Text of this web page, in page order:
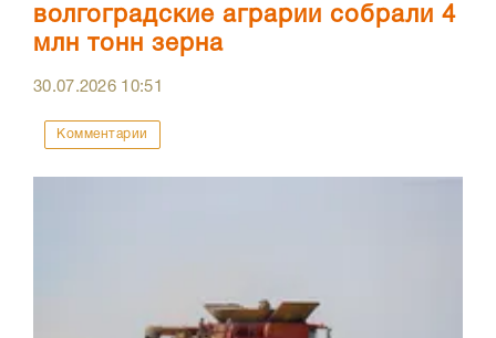
волгоградские аграрии собрали 4
млн тонн зерна
30.07.2026 10:51
Комментарии